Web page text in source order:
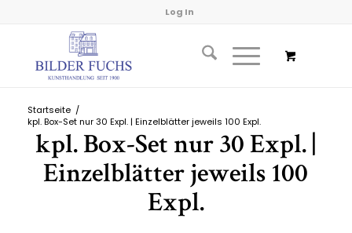
Log In
Startseite /
kpl. Box-Set nur 30 Expl. | Einzelblätter jeweils 100 Expl.
kpl. Box-Set nur 30 Expl. |
Einzelblätter jeweils 100
Expl.